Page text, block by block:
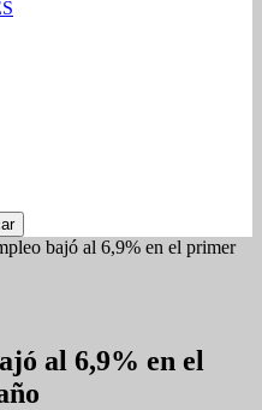
bajó al 6,9% en el primer
al 6,9% en el